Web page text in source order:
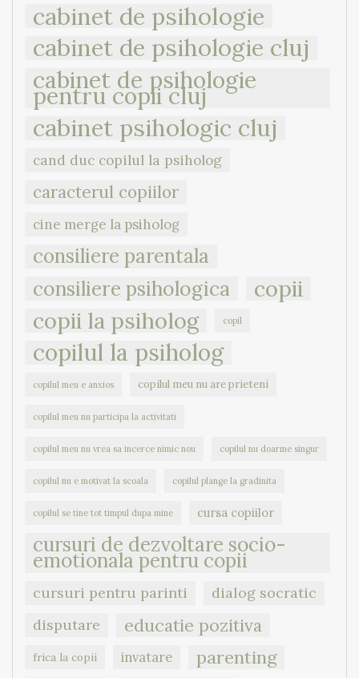
cabinet de psihologie
cabinet de psihologie cluj
cabinet de psihologie
pentru copii cluj
cabinet psihologic cluj
cand duc copilul la psiholog
caracterul copiilor
cine merge la psiholog
consiliere parentala
consiliere psihologica copii
copii la psiholog copil
copilul la psiholog
copilul meu e anxios copilul meu nu are prieteni
copilul meu nu participa la activitati
copilul meu nu vrea sa incerce nimic nou copilul nu doarme singur
copilul nu e motivat la scoala copilul plange la gradinita
copilul se tine tot timpul dupa mine cursa copiilor
cursuri de dezvoltare socio-
emotionala pentru copii
cursuri pentru parinti
dialog socratic
disputare
educatie pozitiva
frica la copii invatare parenting